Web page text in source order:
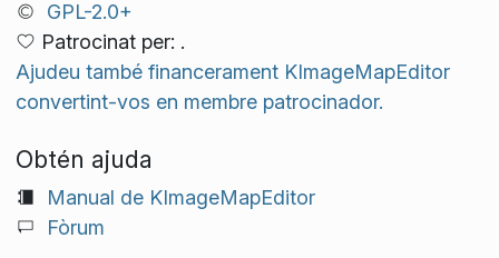
GPL-2.0+
Patrocinat per: .
Ajudeu també financerament KImageMapEditor
convertint-vos en membre patrocinador.
Obtén ajuda
Manual de KImageMapEditor
Fòrum